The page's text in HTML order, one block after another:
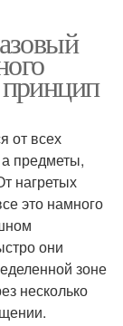
принцип
от всех
предметы,
нагретых
это намного
они
зоне
несколько